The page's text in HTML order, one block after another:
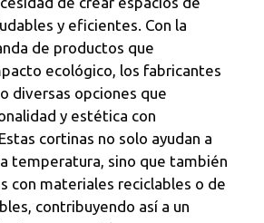
y eficientes. Con la
de productos que
ecológico, los fabricantes
diversas opciones que
y estética con
cortinas no solo ayudan a
temperatura, sino que también
con materiales reciclables o de
contribuyendo así a un